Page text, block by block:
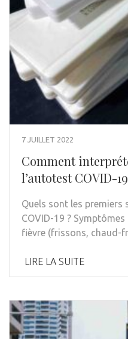
7 JUILLET 2022
Comment
l’autotest COVID-
Quels sont les premiers
COVID-19 ?
fièvre (frissons, chaud-
LIRE LA SUITE